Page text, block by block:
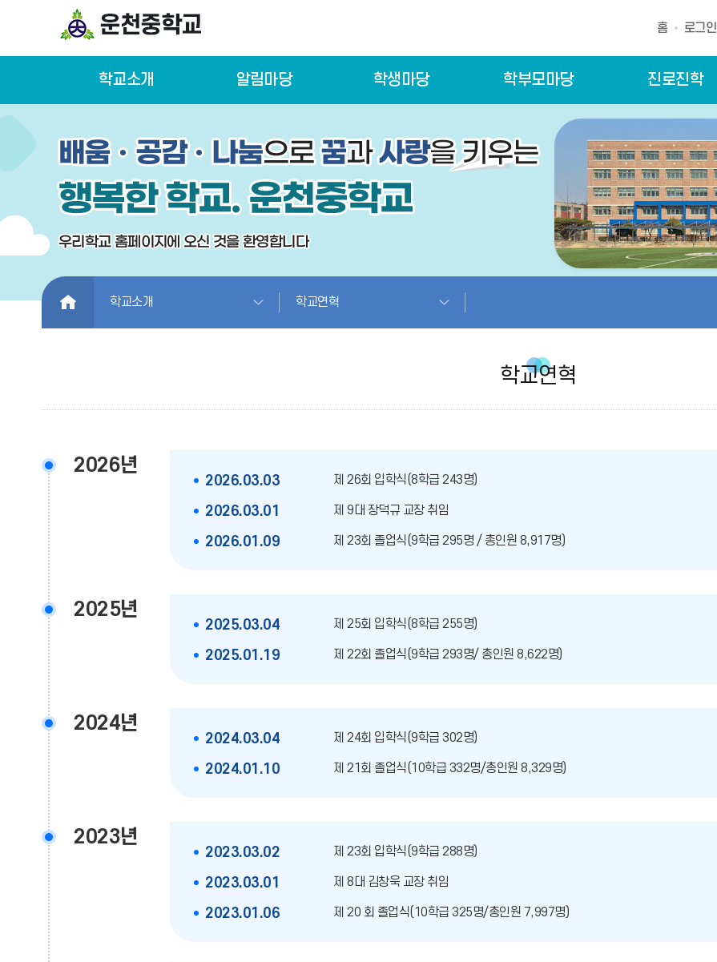
홈 로그인
학교소개 알림마당 학생마당 학부모마당 진로진학
HOME 학교소개 학교연혁
학교연혁
2026년
2026.03.03 제 26회 입학식(8학급 243명)
2026.03.01 제 9대 장덕규 교장 취임
2026.01.09 제 23회 졸업식(9학급 295명 / 총인원 8,917명)
2025년
2025.03.04 제 25회 입학식(8학급 255명)
2025.01.19 제 22회 졸업식(9학급 293명/ 총인원 8,622명)
2024년
2024.03.04 제 24회 입학식(9학급 302명)
2024.01.10 제 21회 졸업식(10학급 332명/총인원 8,329명)
2023년
2023.03.02 제 23회 입학식(9학급 288명)
2023.03.01 제 8대 김창욱 교장 취임
2023.01.06 제 20 회 졸업식(10학급 325명/총인원 7,997명)